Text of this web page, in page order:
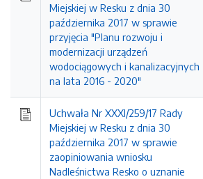
Miejskiej w Resku z dnia 30
października 2017 w sprawie
przyjęcia "Planu rozwoju i
modernizacji urządzeń
wodociągowych i kanalizacyjnych
na lata 2016 - 2020"
Uchwała Nr XXXI/259/17 Rady
Miejskiej w Resku z dnia 30
października 2017 w sprawie
zaopiniowania wniosku
Nadleśnictwa Resko o uznanie